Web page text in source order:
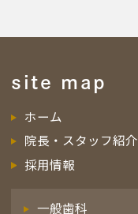
site map
ホーム
院長・スタッフ紹介
採用情報
一般歯科